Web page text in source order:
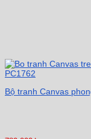
Bộ tranh Canvas